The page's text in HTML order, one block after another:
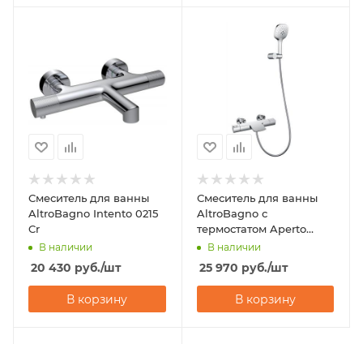
Смеситель для ванны
AltroBagno Intento 0215
Cr
В наличии
20 430 руб./шт
В корзину
Смеситель для ванны
AltroBagno с
термостатом Aperto
020402 Cr
В наличии
25 970 руб./шт
В корзину